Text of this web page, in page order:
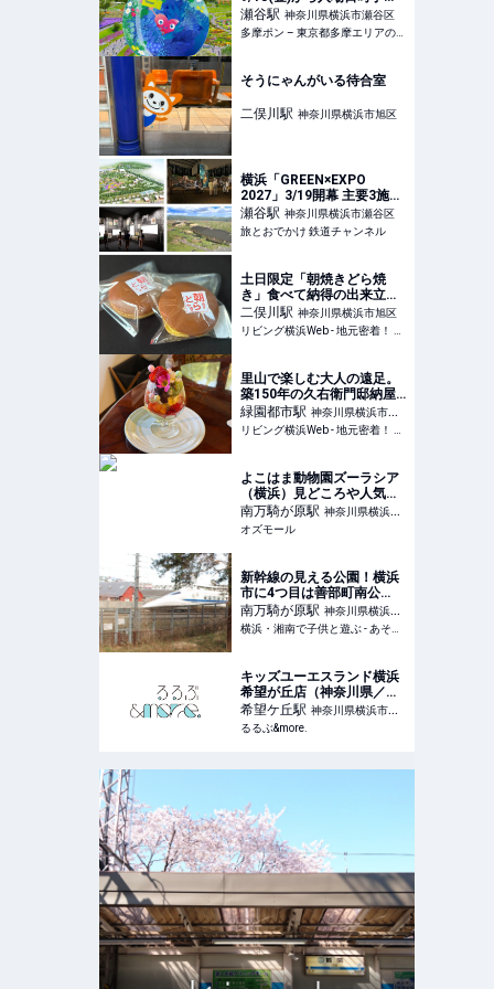
開始！南町田グランベリー
パーク駅発シャトルバス運
賃も発表 – 多摩ポン
瀬谷駅 神奈川県横浜市瀬谷区
多摩ポン – 東京都多摩エリアの地域メディア
そうにゃんがいる待合室
二俣川駅 神奈川県横浜市旭区
横浜「GREEN×EXPO
2027」3/19開幕 主要3施設
「テーマ館」「園芸文化
館」「日本政府苑」を解
説！ 隈研吾×杉山央が描く
道チャンネル
瀬谷駅 神奈川県横浜市瀬谷区
旅とおでかけ 鉄道チャンネル
土日限定「朝焼きどら焼
き」食べて納得の出来立て
の味！【菓匠寿々木】旭区
二俣川駅 神奈川県横浜市旭区
リビング横浜Web - 地元密着！ 横浜、元町・中華街、みなとみらいほかのグルメ、イベント、お出かけ、習い事情報
里山で楽しむ大人の遠足。
築150年の久右衛門邸納屋
カフェ【戸塚区】横浜古民
家カフェ巡りvol.4
緑園都市駅 神奈川県横浜市泉
区
リビング横浜Web - 地元密着！ 横浜、元町・中華街、みなとみらいほかのグルメ、イベント、お出かけ、習い事情報
よこはま動物園ズーラシア
（横浜）見どころや人気の
動物、料金＆アクセス｜都
内・東京近郊の動物園特集
南万騎が原駅 神奈川県横浜市
旭区
オズモール
新幹線の見える公園！横浜
市に4つ目は善部町南公
園。地図では見つからない
穴場の公園には遊具もいっ
ぱい！駅から10分。[相鉄い
南万騎が原駅 神奈川県横浜市
旭区
横浜・湘南で子供と遊ぶ - あそびい横浜・湘南
キッズユーエスランド横浜
希望が丘店（神奈川県／相
鉄線沿線）｜営業時間・ア
クセス｜るるぶ&more.
希望ケ丘駅 神奈川県横浜市旭
区
るるぶ&more.